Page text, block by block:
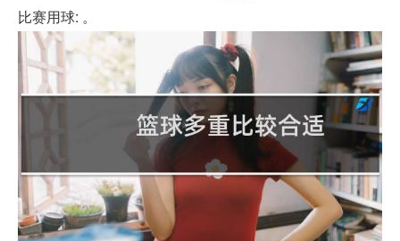
比赛用球: 。